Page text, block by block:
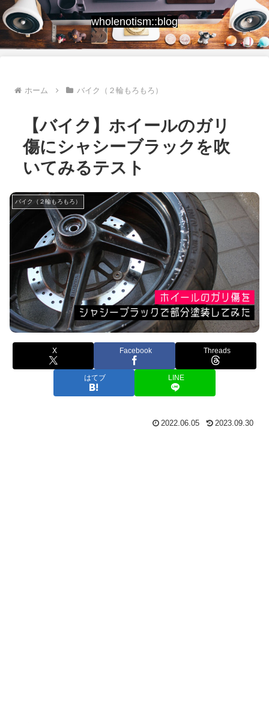
wholenotism::blog
ホーム バイク（２輪もろもろ）
【バイク】ホイールのガリ
傷にシャシーブラックを吹
いてみるテスト
バイク（２輪もろもろ）
X Facebook Threads
はてブ LINE
2022.06.05 2023.09.30